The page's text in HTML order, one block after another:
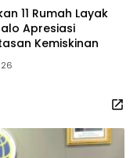
11 Rumah Layak
Apresiasi
Kemiskinan